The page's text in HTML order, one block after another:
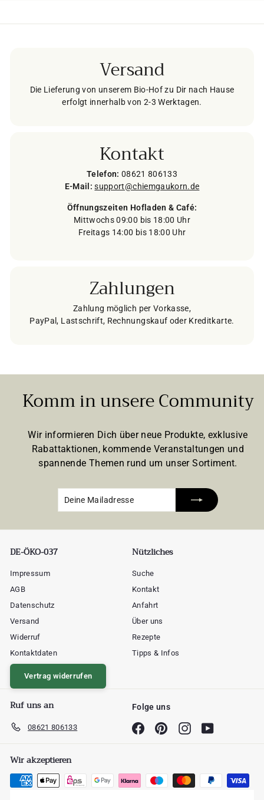
Versand
Die Lieferung von unserem Bio-Hof zu Dir nach Hause
erfolgt innerhalb von 2-3 Werktagen.
Kontakt
Telefon: 08621 806133
E-Mail: support@chiemgaukorn.de
Öffnungszeiten Hofladen & Café:
Mittwochs 09:00 bis 18:00 Uhr
Freitags 14:00 bis 18:00 Uhr
Zahlungen
Zahlung möglich per Vorkasse,
PayPal, Lastschrift, Rechnungskauf oder Kreditkarte.
Komm in unsere Community
Wir informieren Dich über neue Produkte, exklusive
Rabattaktionen, kommende Veranstaltungen und
spannende Themen rund um unser Sortiment.
DE-ÖKO-037
Impressum
AGB
Datenschutz
Versand
Widerruf
Kontaktdaten
Vertrag widerrufen
Nützliches
Suche
Kontakt
Anfahrt
Über uns
Rezepte
Tipps & Infos
Ruf uns an
08621 806133
Folge uns
FacebookPinterestInstagram
Wir akzeptieren